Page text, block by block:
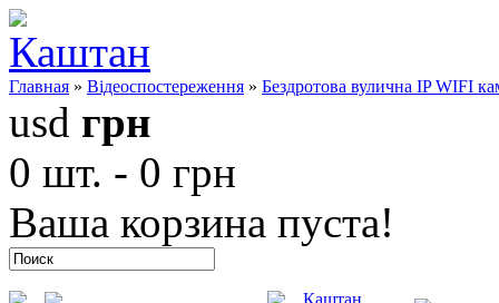
Главная » Відеоспостереження » Бездротова вулична IP WIFI
usd грн
0 шт. - 0 грн
Ваша корзина пуста!
Каштан